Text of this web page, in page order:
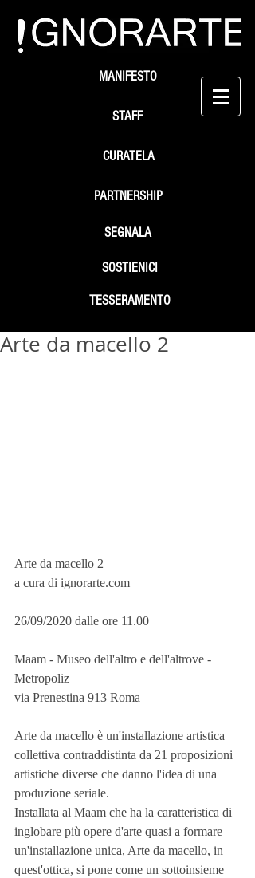
STAFF
SEGNALA
SOSTIENICI
MANIFESTO
PARTNERSHIP
TESSERAMENTO
CURATELA
Arte da macello 2
Arte da macello 2
a cura di ignorarte.com
26/09/2020 dalle ore 11.00
Maam - Museo dell'altro e dell'altrove -
Metropoliz
via Prenestina 913 Roma
Arte da macello è un'installazione artistica
collettiva contraddistinta da 21 proposizioni
artistiche diverse che danno l'idea di una
produzione seriale.
Installata al Maam che ha la caratteristica di
inglobare più opere d'arte quasi a formare
un'installazione unica, Arte da macello, in
quest'ottica, si pone come un sottoinsieme